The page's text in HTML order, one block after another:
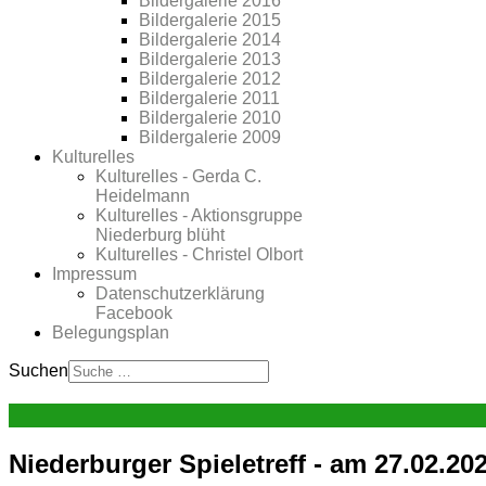
Bildergalerie 2015
Bildergalerie 2014
Bildergalerie 2013
Bildergalerie 2012
Bildergalerie 2011
Bildergalerie 2010
Bildergalerie 2009
Kulturelles
Kulturelles - Gerda C.
Heidelmann
Kulturelles - Aktionsgruppe
Niederburg blüht
Kulturelles - Christel Olbort
Impressum
Datenschutzerklärung
Facebook
Belegungsplan
Suchen
Niederburger Spieletreff - am